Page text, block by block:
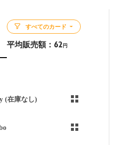
すべてのカード
平均販売額： 62 円
(在庫なし)